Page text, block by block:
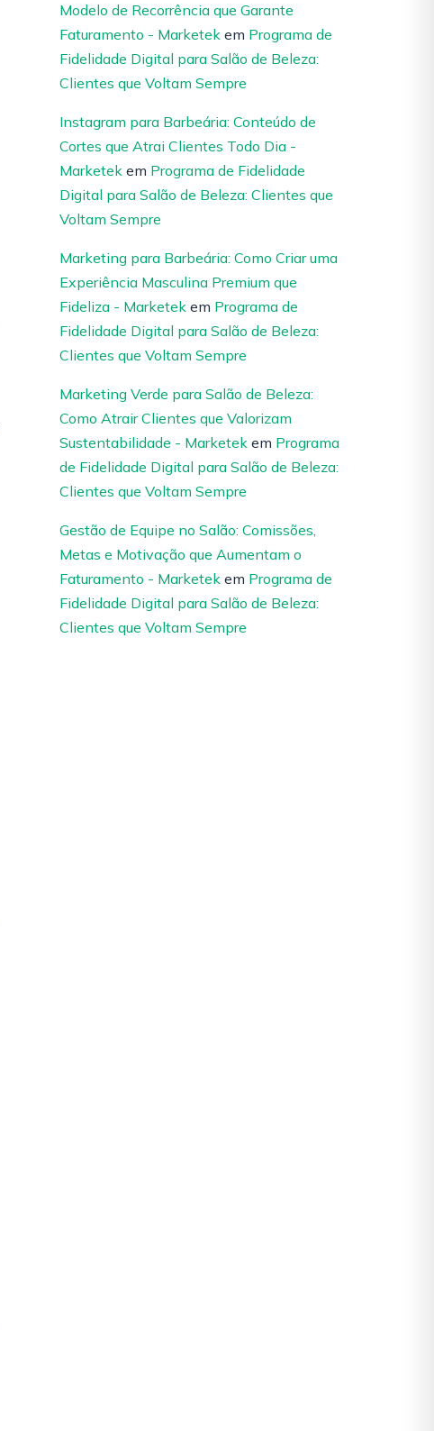
Modelo de Recorrência que Garante
Faturamento - Marketek em Programa de
Fidelidade Digital para Salão de Beleza:
Clientes que Voltam Sempre
Instagram para Barbeária: Conteúdo de
Cortes que Atrai Clientes Todo Dia -
Marketek em Programa de Fidelidade
Digital para Salão de Beleza: Clientes que
Voltam Sempre
Marketing para Barbeária: Como Criar uma
Experiência Masculina Premium que
Fideliza - Marketek em Programa de
Fidelidade Digital para Salão de Beleza:
Clientes que Voltam Sempre
Marketing Verde para Salão de Beleza:
Como Atrair Clientes que Valorizam
Sustentabilidade - Marketek em Programa
de Fidelidade Digital para Salão de Beleza:
Clientes que Voltam Sempre
Gestão de Equipe no Salão: Comissões,
Metas e Motivação que Aumentam o
Faturamento - Marketek em Programa de
Fidelidade Digital para Salão de Beleza:
Clientes que Voltam Sempre